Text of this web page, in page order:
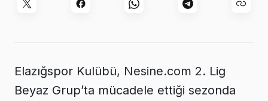
Elazığspor Kulübü, Nesine.com 2. Lig
Beyaz Grup’ta mücadele ettiği sezonda